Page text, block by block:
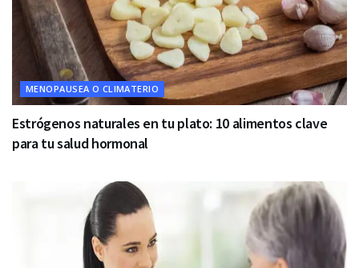
MENOPAUSEA O CLIMATERIO
Estrógenos naturales en tu plato: 10 alimentos clave
para tu salud hormonal